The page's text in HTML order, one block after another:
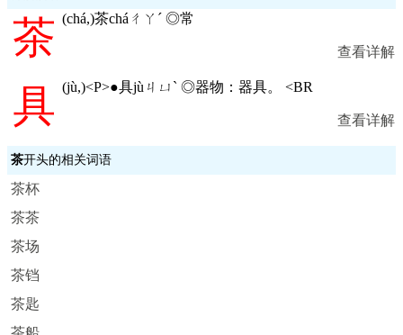
茶 (chá,)茶cháㄔㄚˊ ◎常
查看详解
具 (jù,)<P>●具jùㄐㄩˋ ◎器物：器具。 <BR
查看详解
茶开头的相关词语
茶杯
茶茶
茶场
茶铛
茶匙